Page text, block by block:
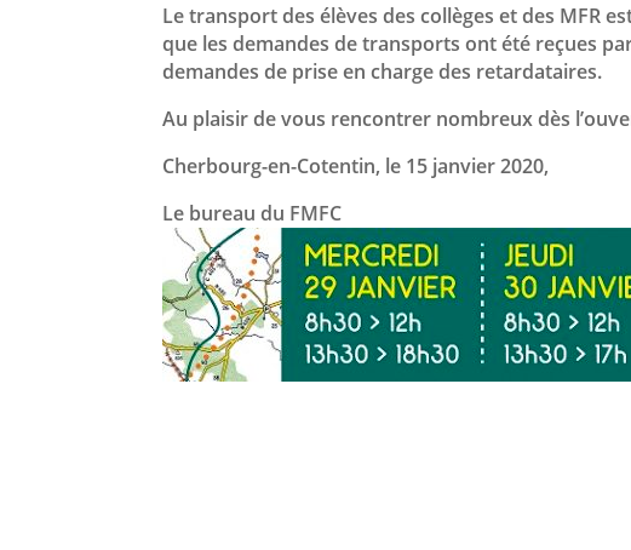
Le transport des élèves des collèges et des MFR
que les demandes de transports ont été reçues
demandes de prise en charge des retardataires.
Au plaisir de vous rencontrer nombreux dès
Cherbourg-en-Cotentin, le 15 janvier 2020,
Le bureau du FMFC